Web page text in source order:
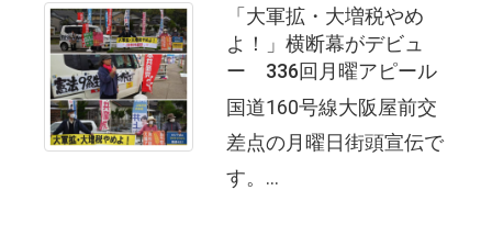
「大軍拡・大増税やめ
よ！」横断幕がデビュ
ー 336回月曜アピール
国道160号線大阪屋前交
差点の月曜日街頭宣伝で
す。...